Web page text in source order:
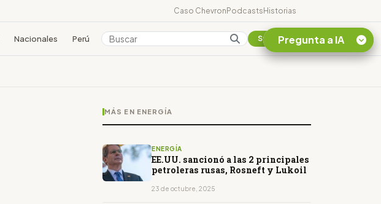
Caso ChevronPodcastsHistorias
Nacionales Perú Colombia Suscribirse
MÁS EN ENERGÍA
ENERGÍA
EE.UU. sancionó a las 2 principales
petroleras rusas, Rosneft y Lukoil
23 de octubre, 2025
Pregunta a IA
¿En que consiste la